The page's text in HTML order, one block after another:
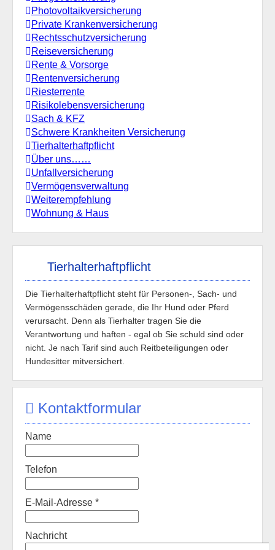
Photovoltaikversicherung
Private Krankenversicherung
Rechtsschutzversicherung
Reiseversicherung
Rente & Vorsorge
Rentenversicherung
Riesterrente
Risikolebensversicherung
Sach & KFZ
Schwere Krankheiten Versicherung
Tierhalterhaftpflicht
Über uns……
Unfallversicherung
Vermögensverwaltung
Weiterempfehlung
Wohnung & Haus
Tierhalterhaftpflicht
Die Tierhalterhaftpflicht steht für Personen-, Sach- und
Vermögensschäden gerade, die Ihr Hund oder Pferd
verursacht. Denn als Tierhalter tragen Sie die
Verantwortung und haften - egal ob Sie schuld sind oder
nicht. Je nach Tarif sind auch Reitbeteiligungen oder
Hundesitter mitversichert.
Kontaktformular
Name
Telefon
E-Mail-Adresse *
Nachricht